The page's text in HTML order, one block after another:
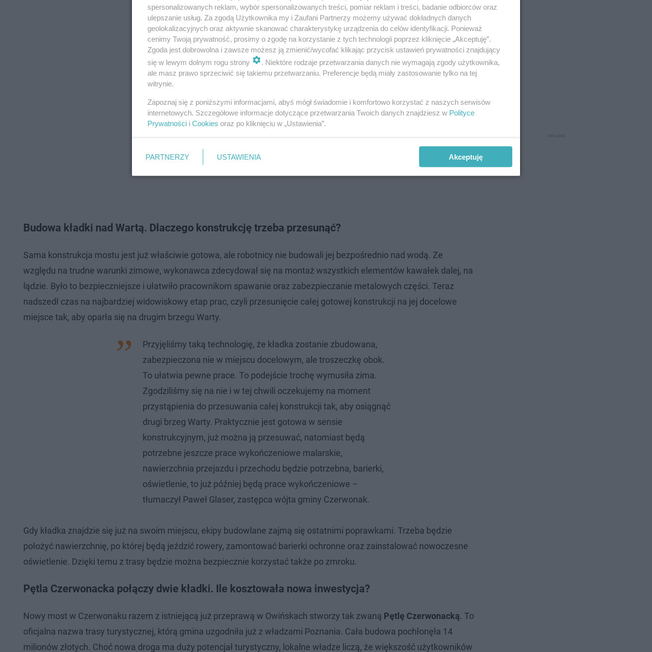
Dziewiczą Górą, która jest niezwykle atrakcyjna i cieszy się dużą
popularnością wśród mieszkańców całej aglomeracji –
powiedział Marcin Wojtkowiak, wójt gminy Czerwonak.
Budowa kładki nad Wartą. Dlaczego konstrukcję trzeba przesunąć?
Sama konstrukcja mostu jest już właściwie gotowa, ale robotnicy nie budowali jej bezpośrednio nad wodą. Ze
względu na trudne warunki zimowe, wykonawca zdecydował się na montaż wszystkich elementów kawałek dalej, na
lądzie. Było to bezpieczniejsze i ułatwiło pracownikom spawanie oraz zabezpieczanie metalowych części. Teraz
nadszedł czas na najbardziej widowiskowy etap prac, czyli przesunięcie całej gotowej konstrukcji na jej docelowe
miejsce tak, aby oparła się na drugim brzegu Warty.
Przyjęliśmy taką technologię, że kładka zostanie zbudowana,
zabezpieczona nie w miejscu docelowym, ale troszeczkę obok.
To ułatwia pewne prace. To podejście trochę wymusiła zima.
Zgodziliśmy się na nie i w tej chwili oczekujemy na moment
przystąpienia do przesuwania całej konstrukcji tak, aby osiągnąć
drugi brzeg Warty. Praktycznie jest gotowa w sensie
konstrukcyjnym, już można ją przesuwać, natomiast będą
potrzebne jeszcze prace wykończeniowe malarskie,
nawierzchnia przejazdu i przechodu będzie potrzebna, barierki,
oświetlenie, to już później będą prace wykończeniowe –
tłumaczył Paweł Glaser, zastępca wójta gminy Czerwonak.
Gdy kładka znajdzie się już na swoim miejscu, ekipy budowlane zajmą się ostatnimi poprawkami. Trzeba będzie
położyć nawierzchnię, po której będą jeździć rowery, zamontować barierki ochronne oraz zainstalować nowoczesne
oświetlenie. Dzięki temu z trasy będzie można bezpiecznie korzystać także po zmroku.
Pętla Czerwonacka połączy dwie kładki. Ile kosztowała nowa inwestycja?
Nowy most w Czerwonaku razem z istniejącą już przeprawą w Owińskach stworzy tak zwaną Pętlę Czerwonacką. To
oficjalna nazwa trasy turystycznej, którą gmina uzgodniła już z władzami Poznania. Cała budowa pochłonęła 14
milionów złotych. Choć nowa droga ma duży potencjał turystyczny, lokalne władze liczą, że większość użytkowników
spersonalizowanych reklam, wybór spersonalizowanych treści, pomiar reklam i treści, badanie odbiorców oraz
ulepszanie usług. Za zgodą Użytkownika my i Zaufani Partnerzy możemy używać dokładnych danych
geolokalizacyjnych oraz aktywnie skanować charakterystykę urządzenia do celów identyfikacji. Ponieważ
cenimy Twoją prywatność, prosimy o zgodę na korzystanie z tych technologii poprzez kliknięcie „Akceptuję”.
Zgoda jest dobrowolna i zawsze możesz ją zmienić/wycofać klikając przycisk ustawień prywatności znajdujący
się w lewym dolnym rogu strony
. Niektóre rodzaje przetwarzania danych nie wymagają zgody użytkownika,
ale masz prawo sprzeciwić się takiemu przetwarzaniu. Preferencje będą miały zastosowanie tylko na tej
witrynie.
Zapoznaj się z poniższymi informacjami, abyś mógł świadomie i komfortowo korzystać z naszych serwisów
internetowych. Szczegółowe informacje dotyczące przetwarzania Twoich danych znajdziesz w Polityce
Prywatności i Cookies oraz po kliknięciu w „Ustawienia”.
PARTNERZY USTAWIENIA Akceptuję